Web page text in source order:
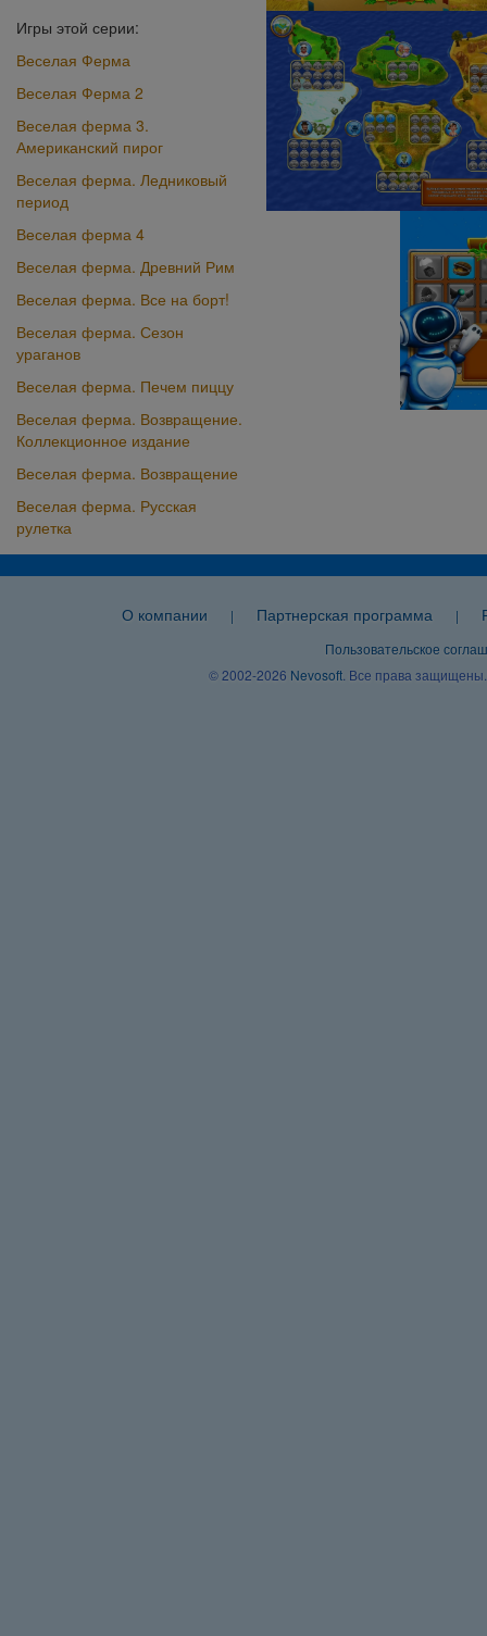
Игры этой серии:
Веселая Ферма
Веселая Ферма 2
Веселая ферма 3.
Американский пирог
Веселая ферма. Ледниковый
период
Веселая ферма 4
Веселая ферма. Древний Рим
Веселая ферма. Все на борт!
Веселая ферма. Сезон
ураганов
Веселая ферма. Печем пиццу
Веселая ферма. Возвращение.
Коллекционное издание
Веселая ферма. Возвращение
Веселая ферма. Русская
рулетка
О компании | Партнерская программа |
Пользовательское
© 2002-2026 Nevosoft . Все права защищены